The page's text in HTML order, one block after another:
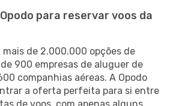
para reservar voos da
mais de 2.000.000 opções de
900 empresas de aluguer de
companhias aéreas. A Opodo
a oferta perfeita para si entre